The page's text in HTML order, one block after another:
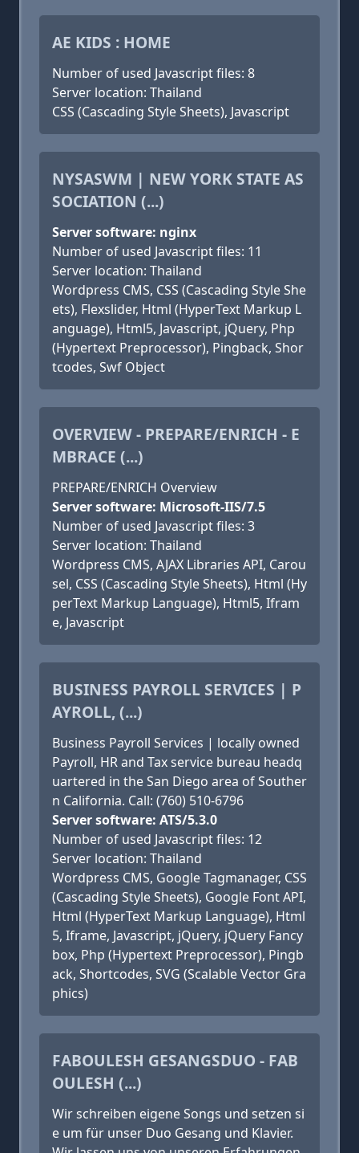
AE KIDS : HOME
Number of used Javascript files: 8
Server location: Thailand
CSS (Cascading Style Sheets), Javascript
NYSASWM | NEW YORK STATE AS
SOCIATION (...)
Server software: nginx
Number of used Javascript files: 11
Server location: Thailand
Wordpress CMS, CSS (Cascading Style She
ets), Flexslider, Html (HyperText Markup L
anguage), Html5, Javascript, jQuery, Php
(Hypertext Preprocessor), Pingback, Shor
tcodes, Swf Object
OVERVIEW - PREPARE/ENRICH - E
MBRACE (...)
PREPARE/ENRICH Overview
Server software: Microsoft-IIS/7.5
Number of used Javascript files: 3
Server location: Thailand
Wordpress CMS, AJAX Libraries API, Carou
sel, CSS (Cascading Style Sheets), Html (Hy
perText Markup Language), Html5, Ifram
e, Javascript
BUSINESS PAYROLL SERVICES | P
AYROLL, (...)
Business Payroll Services | locally owned
Payroll, HR and Tax service bureau headq
uartered in the San Diego area of Souther
n California. Call: (760) 510-6796
Server software: ATS/5.3.0
Number of used Javascript files: 12
Server location: Thailand
Wordpress CMS, Google Tagmanager, CSS
(Cascading Style Sheets), Google Font API,
Html (HyperText Markup Language), Html
5, Iframe, Javascript, jQuery, jQuery Fancy
box, Php (Hypertext Preprocessor), Pingb
ack, Shortcodes, SVG (Scalable Vector Gra
phics)
FABOULESH GESANGSDUO - FAB
OULESH (...)
Wir schreiben eigene Songs und setzen si
e um für unser Duo Gesang und Klavier.